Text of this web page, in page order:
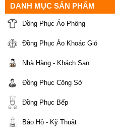
DANH MỤC SẢN PHẨM
Đồng Phục Áo Phông
Đồng Phục Áo Khoác Gió
Nhà Hàng - Khách Sạn
Đồng Phục Công Sở
Đồng Phục Bếp
Bảo Hộ - Kỹ Thuật